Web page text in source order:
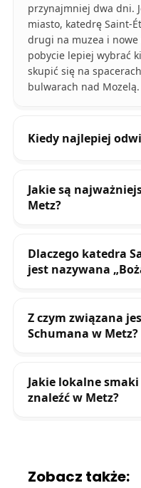
przynajmniej dwa dni.
miasto, katedrę Saint-
drugi na muzea i nowe
pobycie lepiej wybrać
skupić się na
bulwarach nad Mozelą.
Kiedy najlepiej
Jakie są
Metz?
Dlaczego katedra
jest nazywana
Z czym związana
Schumana w Metz?
Jakie lokalne
znaleźć w Metz?
Zobacz także: